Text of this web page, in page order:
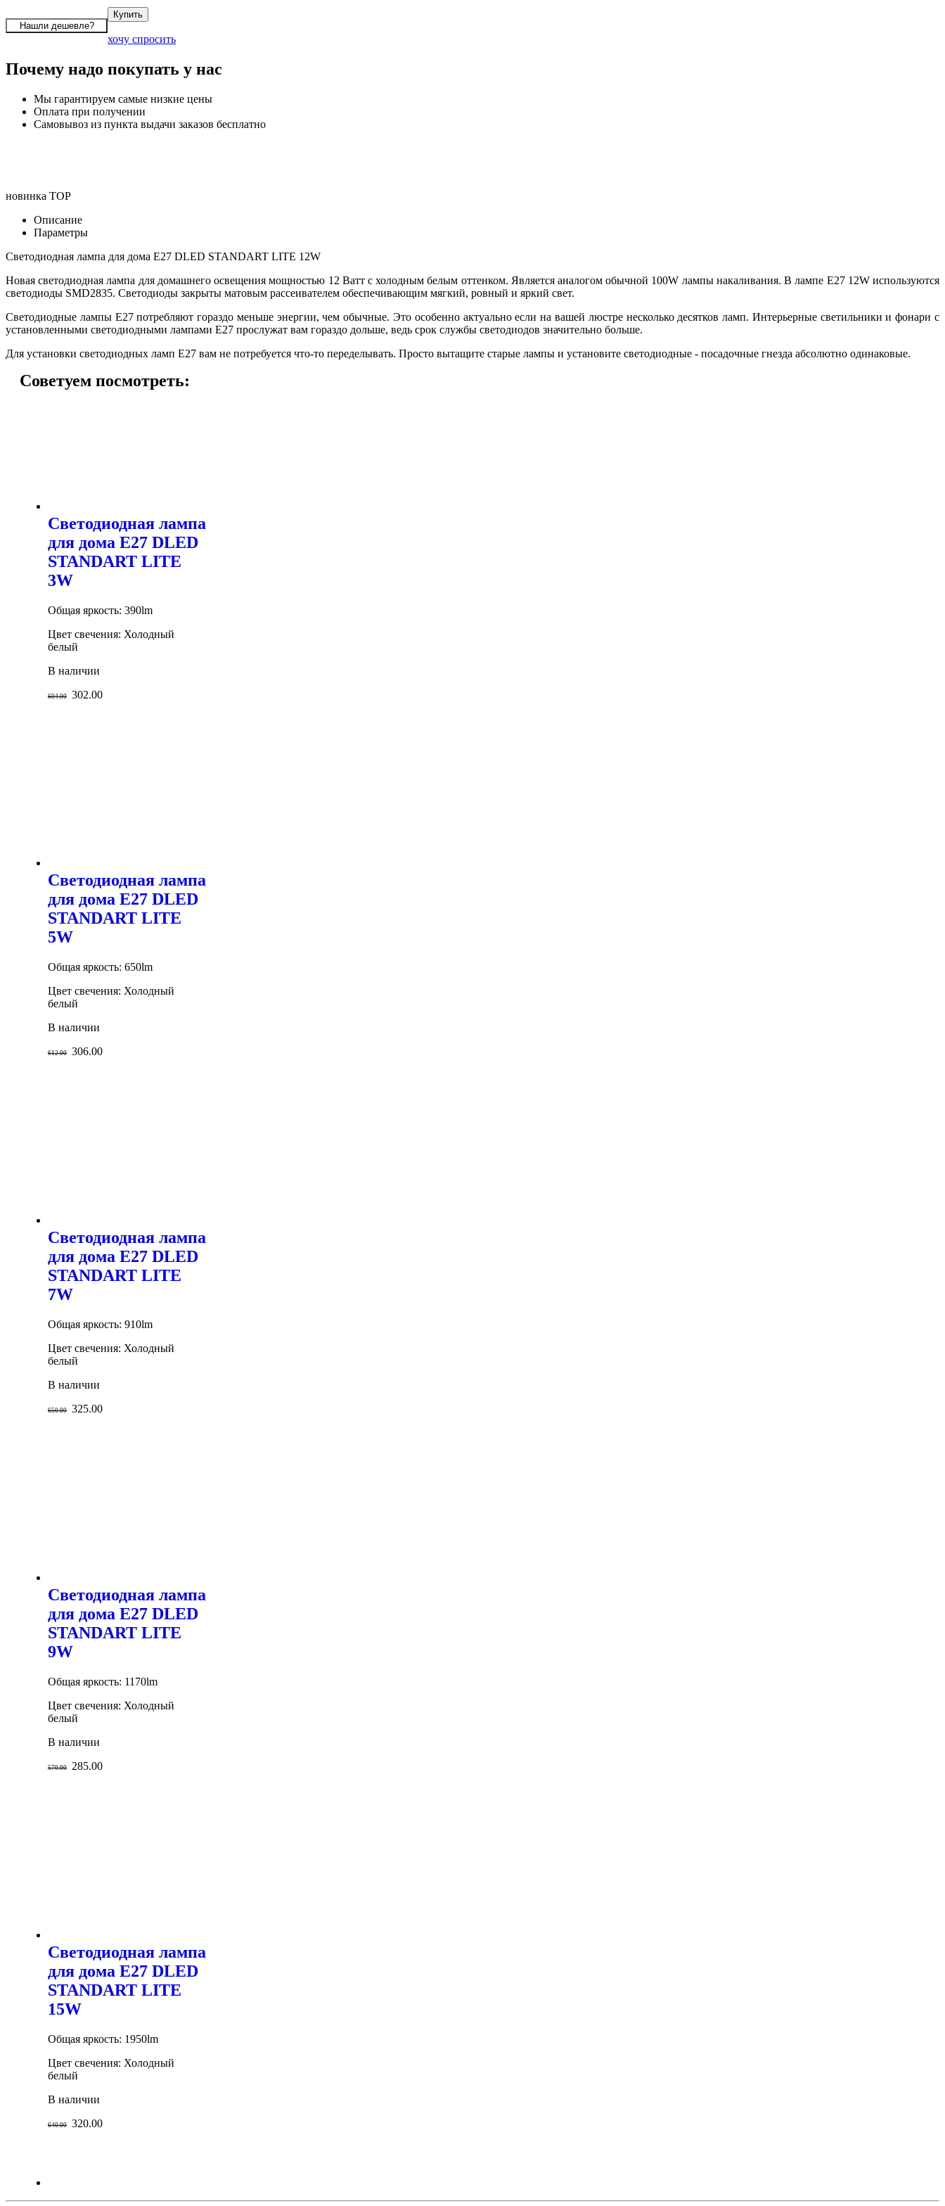
хочу спросить
Почему надо покупать у нас
Мы гарантируем самые низкие цены
Оплата при получении
Самовывоз из пункта выдачи заказов бесплатно
новинка TOP
Описание
Параметры
Светодиодная лампа для дома E27 DLED STANDART LITE 12W
Новая светодиодная лампа для домашнего освещения мощностью 12 Ватт с холодным белым оттенком. Является аналогом обычной 100W лампы накаливания. В лампе E27 12W используются
светодиоды SMD2835. Светодиоды закрыты матовым рассеивателем обеспечивающим мягкий, ровный и яркий свет.
Светодиодные лампы E27 потребляют гораздо меньше энергии, чем обычные. Это особенно актуально если на вашей люстре несколько десятков ламп. Интерьерные светильники и фонари с
установленными светодиодными лампами E27 прослужат вам гораздо дольше, ведь срок службы светодиодов значительно больше.
Для установки светодиодных ламп E27 вам не потребуется что-то переделывать. Просто вытащите старые лампы и установите светодиодные - посадочные гнезда абсолютно одинаковые.
Советуем посмотреть:
Светодиодная лампа
для дома E27 DLED
STANDART LITE
3W
Общая яркость: 390lm
Цвет свечения: Холодный
белый
В наличии
604.00 302.00
Светодиодная лампа
для дома E27 DLED
STANDART LITE
5W
Общая яркость: 650lm
Цвет свечения: Холодный
белый
В наличии
612.00 306.00
Светодиодная лампа
для дома E27 DLED
STANDART LITE
7W
Общая яркость: 910lm
Цвет свечения: Холодный
белый
В наличии
650.00 325.00
Светодиодная лампа
для дома E27 DLED
STANDART LITE
9W
Общая яркость: 1170lm
Цвет свечения: Холодный
белый
В наличии
570.00 285.00
Светодиодная лампа
для дома E27 DLED
STANDART LITE
15W
Общая яркость: 1950lm
Цвет свечения: Холодный
белый
В наличии
640.00 320.00